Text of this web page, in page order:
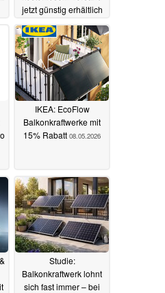
jetzt günstig erhältlich
10.05.2026
IKEA: EcoFlow
Balkonkraftwerke mit
15% Rabatt 08.05.2026
Studie:
Balkonkraftwerk lohnt
sich fast immer – bei